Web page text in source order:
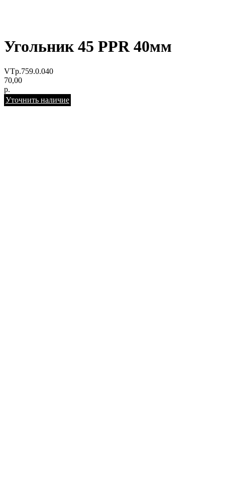
Угольник 45 PPR 40мм
VTp.759.0.040
70,00
р.
Уточнить наличие